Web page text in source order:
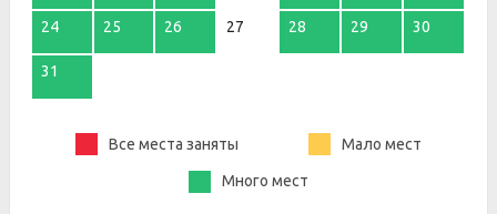
24 25 26 27 28 29 30
31
Все места заняты Мало мест
Много мест